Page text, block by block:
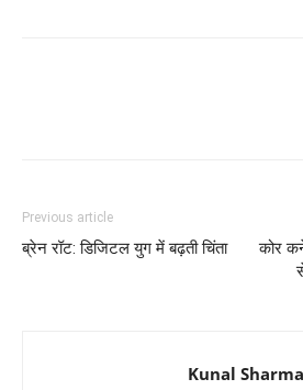
Previous article
ब्रेन रॉट: डिजिटल युग में बढ़ती चिंता
कोर
Kunal Sharma